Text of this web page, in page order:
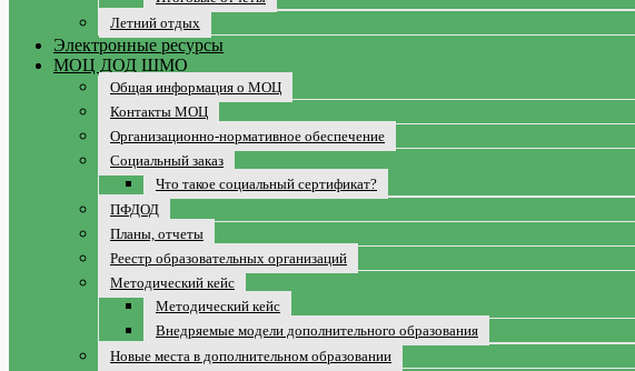
Летний отдых
Электронные ресурсы
МОЦ ДОД ШМО
Общая информация о МОЦ
Контакты МОЦ
Организационно-нормативное обеспечение
Социальный заказ
Что такое социальный сертификат?
ПФДОД
Планы, отчеты
Реестр образовательных организаций
Методический кейс
Методический кейс
Внедряемые модели дополнительного образования
Новые места в дополнительном образовании